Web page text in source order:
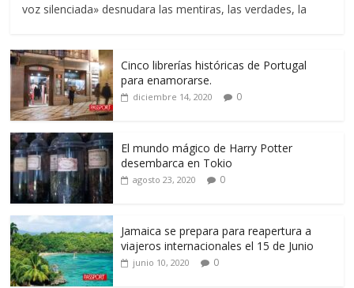
voz silenciada» desnudara las mentiras, las verdades, la
Cinco librerías históricas de Portugal
para enamorarse.
diciembre 14, 2020 0
El mundo mágico de Harry Potter
desembarca en Tokio
agosto 23, 2020 0
Jamaica se prepara para reapertura a
viajeros internacionales el 15 de Junio
junio 10, 2020 0